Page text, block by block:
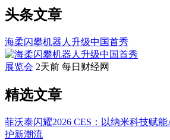
头条文章
海柔闪攀机器人升级中国首秀
展览会 2天前 每日财经网
精选文章
菲沃泰闪耀2026 CES：以纳米科技赋
护新潮流